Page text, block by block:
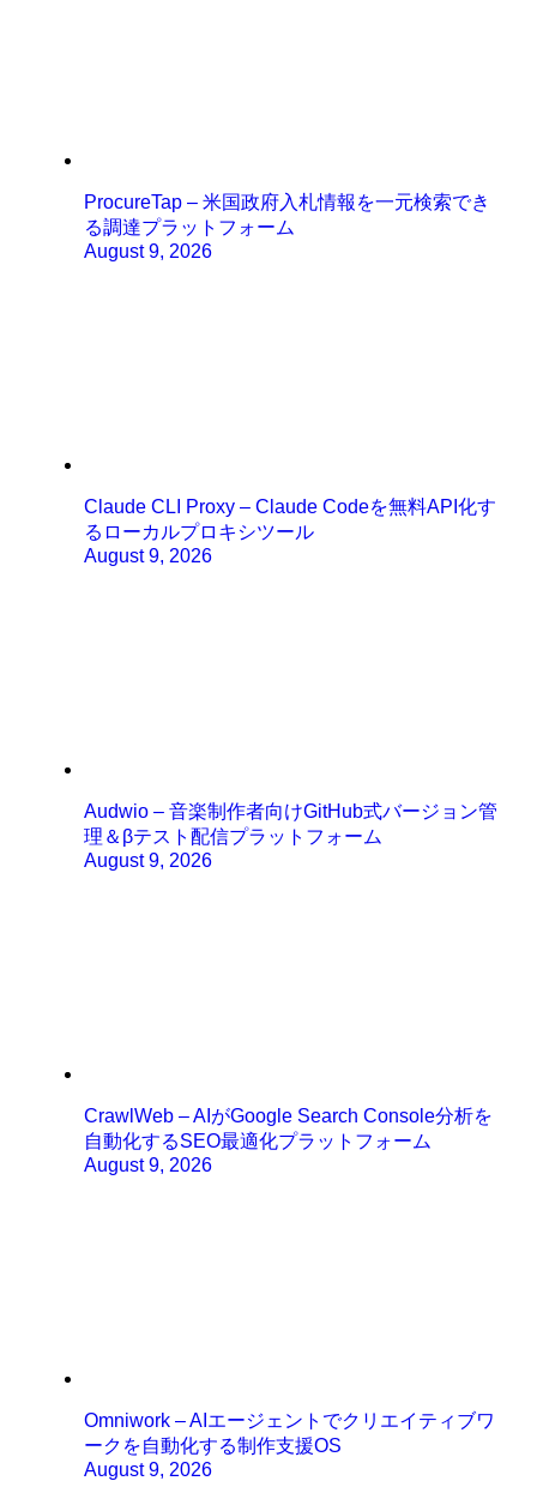
ProcureTap – 米国政府入札情報を一元検索でき
る調達プラットフォーム
August 9, 2026
Claude CLI Proxy – Claude Codeを無料API化す
るローカルプロキシツール
August 9, 2026
Audwio – 音楽制作者向けGitHub式バージョン管
理＆βテスト配信プラットフォーム
August 9, 2026
CrawlWeb – AIがGoogle Search Console分析を
自動化するSEO最適化プラットフォーム
August 9, 2026
Omniwork – AIエージェントでクリエイティブワ
ークを自動化する制作支援OS
August 9, 2026